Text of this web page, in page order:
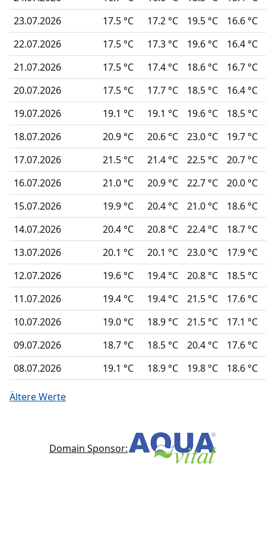
23.07.2026
17.5 °C 17.2 °C 19.5 °C
16.6 °C
22.07.2026
17.5 °C 17.3 °C 19.6 °C
16.4 °C
21.07.2026
17.5 °C 17.4 °C 18.6 °C
16.7 °C
20.07.2026
17.5 °C 17.7 °C 18.5 °C
16.4 °C
19.07.2026
19.1 °C 19.1 °C 19.6 °C
18.5 °C
18.07.2026
20.9 °C 20.6 °C 23.0 °C
19.7 °C
17.07.2026
21.5 °C 21.4 °C 22.5 °C
20.7 °C
16.07.2026
21.0 °C 20.9 °C 22.7 °C
20.0 °C
15.07.2026
19.9 °C 20.4 °C 21.0 °C
18.6 °C
14.07.2026
20.4 °C 20.8 °C 22.4 °C
18.7 °C
13.07.2026
20.1 °C 20.1 °C 23.0 °C
17.9 °C
12.07.2026
19.6 °C 19.4 °C 20.8 °C
18.5 °C
11.07.2026
19.4 °C 19.4 °C 21.5 °C
17.6 °C
10.07.2026
19.0 °C 18.9 °C 21.5 °C
17.1 °C
09.07.2026
18.7 °C 18.5 °C 20.4 °C
17.6 °C
08.07.2026
19.1 °C 18.9 °C 19.8 °C 18.6 °C
Ältere Werte
Domain Sponsor: